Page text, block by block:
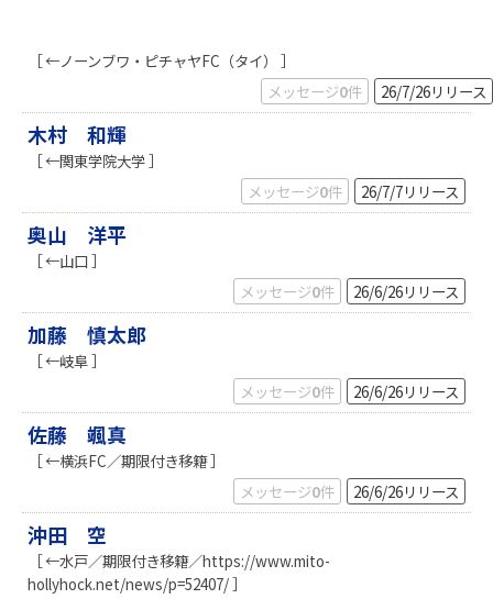
［ ←ノーンブワ・ピチャヤFC（タイ） ］
メッセージ0件 26/7/26リリース
木村 和輝
［ ←関東学院大学 ］
メッセージ0件 26/7/7リリース
奥山 洋平
［ ←山口 ］
メッセージ0件 26/6/26リリース
加藤 慎太郎
［ ←岐阜 ］
メッセージ0件 26/6/26リリース
佐藤 颯真
［ ←横浜FC／期限付き移籍 ］
メッセージ0件 26/6/26リリース
沖田 空
［ ←水戸／期限付き移籍／https://www.mito-
hollyhock.net/news/p=52407/ ］